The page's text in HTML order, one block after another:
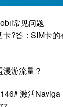
常见问题
卡?答：SIM卡
游流量？
激活